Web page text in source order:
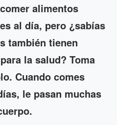
alimentos
al día, pero ¿sabías
también tienen
la salud? Toma
Cuando comes
le pasan muchas